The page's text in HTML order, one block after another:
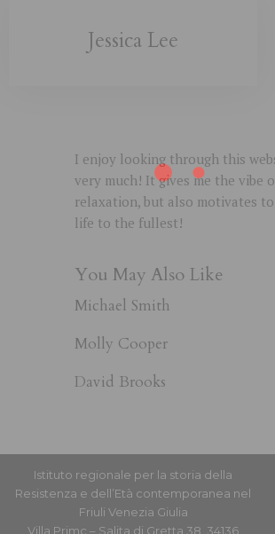
Jessica Lee
I enjoy looking through this
very much! It gives me the vibe
relaxation, but also motivates
life to the fullest!
You May Also Like
Michael Smith
Molly Cooper
David Brooks
Istituto regionale per la storia della
Resistenza e dell’Età contemporanea nel
Friuli Venezia Giulia
Villa Primc – Salita di Gretta 38, 34136